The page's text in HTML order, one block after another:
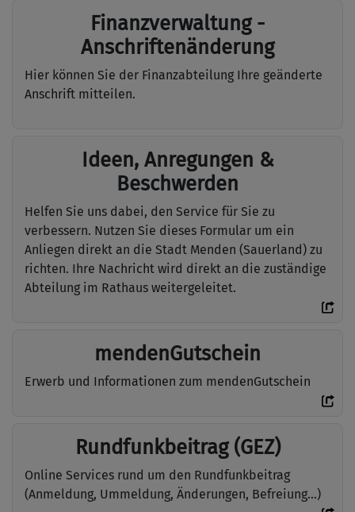
Finanzverwaltung -
Anschriftenänderung
Hier können Sie der Finanzabteilung Ihre geänderte
Anschrift mitteilen.
Ideen, Anregungen &
Beschwerden
Helfen Sie uns dabei, den Service für Sie zu
verbessern. Nutzen Sie dieses Formular um ein
Anliegen direkt an die Stadt Menden (Sauerland) zu
richten. Ihre Nachricht wird direkt an die zuständige
Abteilung im Rathaus weitergeleitet.
mendenGutschein
Erwerb und Informationen zum mendenGutschein
Rundfunkbeitrag (GEZ)
Online Services rund um den Rundfunkbeitrag
(Anmeldung, Ummeldung, Änderungen, Befreiung...)